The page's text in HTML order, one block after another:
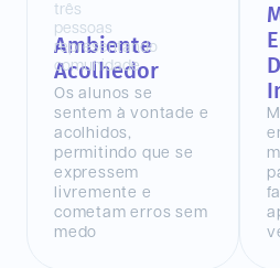
Ambiente
Acolhedor
Os alunos se
sentem à vontade e
acolhidos,
permitindo que se
expressem
livremente e
cometam erros sem
medo